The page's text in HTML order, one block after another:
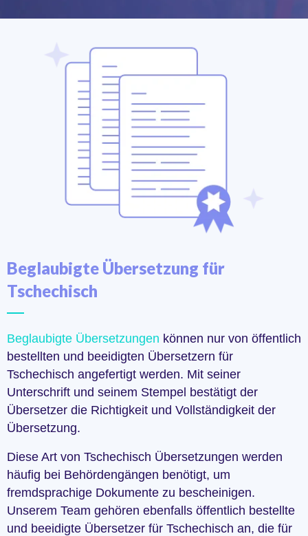
Beglaubigte Übersetzung für
Tschechisch
Beglaubigte Übersetzungen können nur von öffentlich
bestellten und beeidigten Übersetzern für
Tschechisch angefertigt werden. Mit seiner
Unterschrift und seinem Stempel bestätigt der
Übersetzer die Richtigkeit und Vollständigkeit der
Übersetzung.
Diese Art von Tschechisch Übersetzungen werden
häufig bei Behördengängen benötigt, um
fremdsprachige Dokumente zu bescheinigen.
Unserem Team gehören ebenfalls öffentlich bestellte
und beeidigte Übersetzer für Tschechisch an, die für